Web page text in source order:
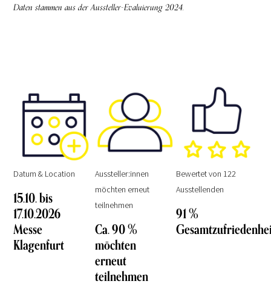
Daten stammen aus der Aussteller-Evaluierung 2024.
Datum & Location
15.10. bis
17.10.2026
Messe
Klagenfurt
Aussteller:innen
möchten erneut
teilnehmen
Ca. 90 %
möchten
erneut
teilnehmen
Bewertet von 122
Ausstellenden
91 %